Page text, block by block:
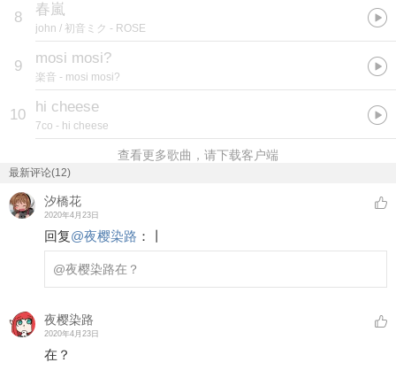
8 春嵐
john / 初音ミク - ROSE
9 mosi mosi?
楽音 - mosi mosi?
10 hi cheese
7co - hi cheese
查看更多歌曲，请下载客户端
最新评论(12)
汐橋花
2020年4月23日
回复@夜樱染路 ：
@夜樱染路在？
夜樱染路
2020年4月23日
在？